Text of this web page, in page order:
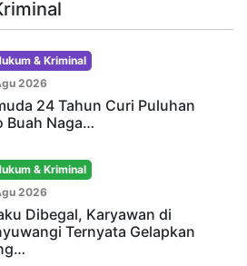
& Kriminal
2026
24 Tahun Curi Puluhan
Buah Naga…
& Kriminal
2026
Dibegal, Karyawan di
Ternyata Gelapkan